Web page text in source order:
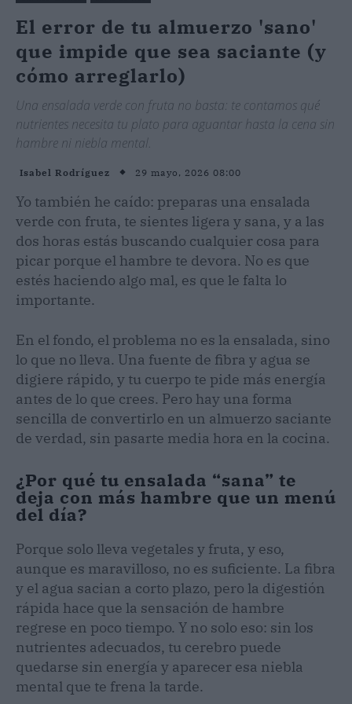
El error de tu almuerzo 'sano'
que impide que sea saciante (y
cómo arreglarlo)
Una ensalada verde con fruta no basta: te contamos qué
nutrientes necesita tu plato para aguantar hasta la cena sin
hambre ni niebla mental.
Isabel Rodríguez 29 mayo, 2026 08:00
Yo también he caído: preparas una ensalada
verde con fruta, te sientes ligera y sana, y a las
dos horas estás buscando cualquier cosa para
picar porque el hambre te devora. No es que
estés haciendo algo mal, es que le falta lo
importante.
En el fondo, el problema no es la ensalada, sino
lo que no lleva. Una fuente de fibra y agua se
digiere rápido, y tu cuerpo te pide más energía
antes de lo que crees. Pero hay una forma
sencilla de convertirlo en un almuerzo saciante
de verdad, sin pasarte media hora en la cocina.
¿Por qué tu ensalada “sana” te
deja con más hambre que un menú
del día?
Porque solo lleva vegetales y fruta, y eso,
aunque es maravilloso, no es suficiente. La fibra
y el agua sacian a corto plazo, pero la digestión
rápida hace que la sensación de hambre
regrese en poco tiempo. Y no solo eso: sin los
nutrientes adecuados, tu cerebro puede
quedarse sin energía y aparecer esa niebla
mental que te frena la tarde.